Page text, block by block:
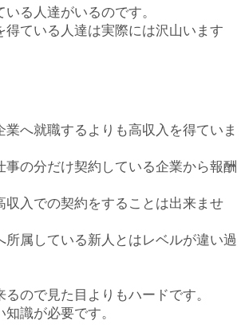
る人達がいるのです。
ている人達は実際には沢山います
へ就職するよりも高収入を得ていま
の分だけ契約している企業から報酬
入での契約をすることは出来ませ
属している新人とはレベルが違い過
ので見た目よりもハードです。
識が必要です。